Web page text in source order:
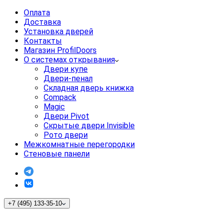
Оплата
Доставка
Установка дверей
Контакты
Магазин ProfilDoors
О системах открывания
Двери купе
Двери-пенал
Складная дверь книжка
Compack
Magic
Двери Pivot
Скрытые двери Invisible
Рото двери
Межкомнатные перегородки
Стеновые панели
+7 (495) 133-35-10